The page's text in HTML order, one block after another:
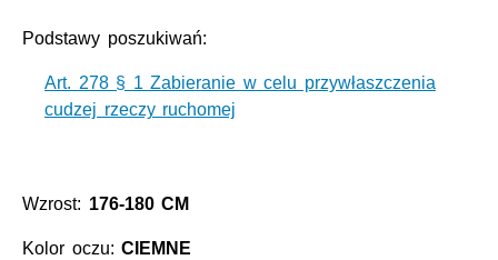
Podstawy poszukiwań:
Art. 278 § 1 Zabieranie w celu przywłaszczenia
cudzej rzeczy ruchomej
Wzrost: 176-180 CM
Kolor oczu:CIEMNE